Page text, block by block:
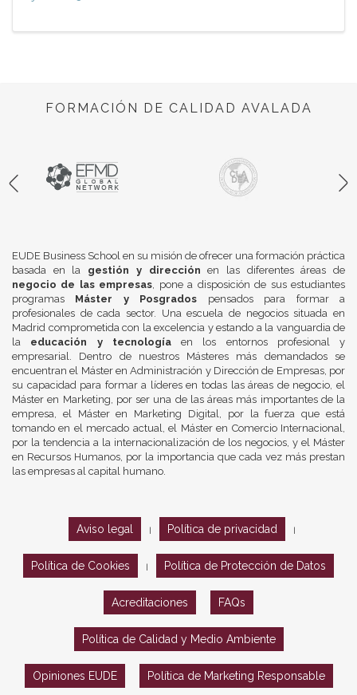
FORMACIÓN DE CALIDAD AVALADA
EUDE Business School en su misión de ofrecer una formación práctica
basada en la gestión y dirección en las diferentes áreas de
negocio de las empresas, pone a disposición de sus estudiantes
programas Máster y Posgrados pensados para formar a
profesionales de cada sector. Una escuela de negocios situada en
Madrid comprometida con la excelencia y estando a la vanguardia de
la educación y tecnologíaen los entornos profesional y
empresarial. Dentro de nuestros Másteres más demandados se
encuentran el Máster en Administración y Dirección de Empresas, por
su capacidad para formar a líderes en todas las áreas de negocio, el
Máster en Marketing, por ser una de las áreas más importantes de la
empresa, el Máster en Marketing Digital, por la fuerza que está
tomando en el mercado actual, el Máster en Comercio Internacional,
por la tendencia a la internacionalización de los negocios, y el Máster
en Recursos Humanos, por la importancia que cada vez más prestan
las empresas al capital humano.
Aviso legal Política de privacidad
Política de Cookies Política de Protección de Datos
Acreditaciones FAQs
Política de Calidad y Medio Ambiente
Opiniones EUDE Política de Marketing Responsable